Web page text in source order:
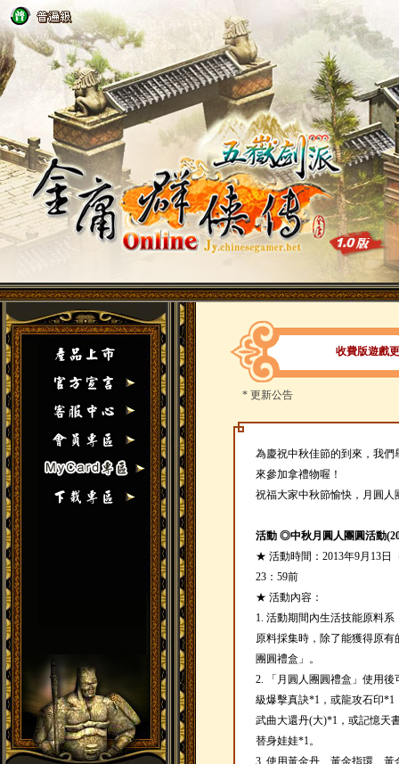
收費版遊戲
* 更新公告
為慶祝中秋佳節的到來，我
來參加拿禮物喔！
祝福大家中秋節愉快，月圓人
活動 ◎中秋月圓人團圓活動
★ 活動時間：2013年9月13日
23：59前
★ 活動內容：
1. 活動期間內生活技能原料
原料採集時，除了能獲得原
團圓禮盒」。
2. 「月圓人團圓禮盒」使用
級爆擊真訣*1，或龍攻石印
武曲大還丹(大)*1，或記憶天
替身娃娃*1。
3. 使用黃金丹、黃金指環、